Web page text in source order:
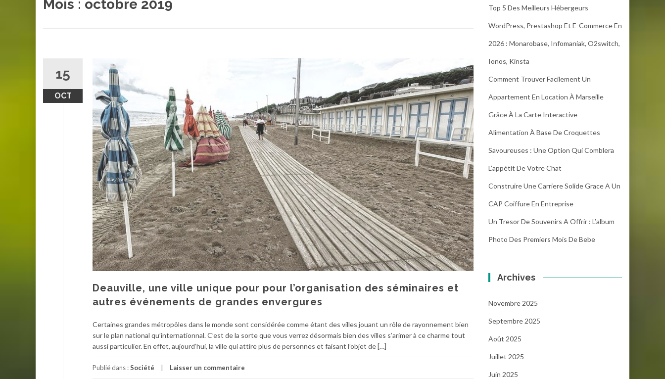
Mois : octobre 2019
15
OCT
Deauville, une ville unique pour pour l’organisation des séminaires et
autres événements de grandes envergures
Certaines grandes métropôles dans le monde sont considérée comme étant des villes jouant un rôle de rayonnement bien
sur le plan national qu’internationnal. C’est de la sorte que vous verrez désormais bien des villes s’arimer à ce charme tout
aussi particulier. En effet, aujourd’hui, la ville qui attire plus de personnes et faisant l’objet de […]
Publié dans :Société Laisser un commentaire
Top 5 Des Meilleurs Hébergeurs
WordPress, Prestashop Et E-Commerce En
2026 : Monarobase, Infomaniak, O2switch,
Ionos, Kinsta
Comment Trouver Facilement Un
Appartement En Location À Marseille
Grâce À La Carte Interactive
Alimentation À Base De Croquettes
Savoureuses : Une Option Qui Comblera
L’appétit De Votre Chat
Construire Une Carriere Solide Grace A Un
CAP Coiffure En Entreprise
Un Tresor De Souvenirs A Offrir : L’album
Photo Des Premiers Mois De Bebe
Archives
Novembre 2025
Septembre 2025
Août 2025
Juillet 2025
Juin 2025